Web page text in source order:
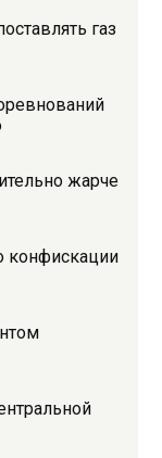
газ
жарче
конфискации